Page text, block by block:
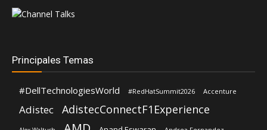
Principales Temas
#DellTechnologiesWorld #RedHatSummit2026 Accenture
Adistec AdistecConnectF1Experience